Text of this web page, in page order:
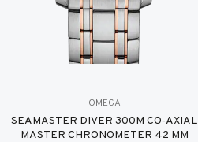
OMEGA
SEAMASTER DIVER 300M CO‑AXIAL
MASTER CHRONOMETER 42 MM